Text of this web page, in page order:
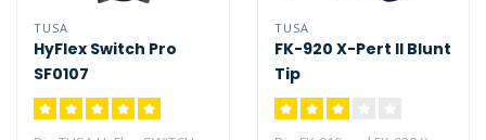
TUSA
HyFlex Switch Pro
SF0107
TUSA
FK-920 X-Pert II Blunt
Tip